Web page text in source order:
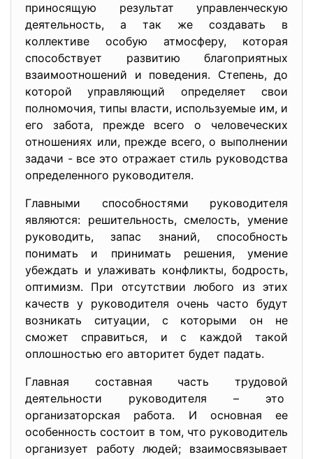
приносящую результат управленческую
деятельность, а так же создавать в
коллективе особую атмосферу, которая
способствует развитию благоприятных
взаимоотношений и поведения. Степень, до
которой управляющий определяет свои
полномочия, типы власти, используемые им, и
его забота, прежде всего о человеческих
отношениях или, прежде всего, о выполнении
задачи - все это отражает стиль руководства
определенного руководителя.
Главными способностями руководителя
являются: решительность, смелость, умение
руководить, запас знаний, способность
понимать и принимать решения, умение
убеждать и улаживать конфликты, бодрость,
оптимизм. При отсутствии любого из этих
качеств у руководителя очень часто будут
возникать ситуации, с которыми он не
сможет справиться, и с каждой такой
оплошностью его авторитет будет падать.
Главная составная часть трудовой
деятельности руководителя – это
организаторская работа. И основная ее
особенность состоит в том, что руководитель
организует работу людей; взаимосвязывает